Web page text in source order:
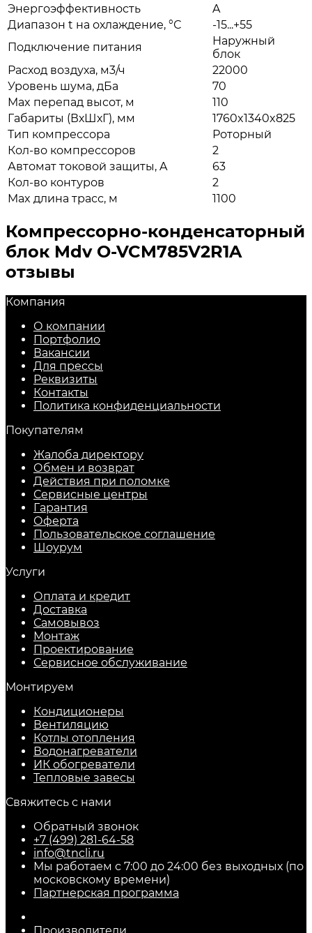
Энергоэффективность
A
Диапазон t на охлаждение, °С
-15...+55
Подключение питания
Наружный
блок
Расход воздуха, м3/ч
22000
Уровень шума, дБа
70
Max перепад высот, м
110
Габариты (ВхШхГ), мм
1760x1340x825
Тип компрессора
Роторный
Кол-во компрессоров
2
Автомат токовой защиты, A
63
Кол-во контуров
2
Max длина трасс, м
1100
Компрессорно-конденсаторный
блок Mdv O-VCM785V2R1A
отзывы
Компания
О компании
Портфолио
Вакансии
Для прессы
Реквизиты
Контакты
Политика конфиденциальности
Покупателям
Жалоба директору
Обмен и возврат
Действия при поломке
Сервисные центры
Гарантия
Оферта
Пользовательское соглашение
Шоурум
Услуги
Оплата и кредит
Доставка
Самовывоз
Монтаж
Проектирование
Сервисное обслуживание
Монтируем
Кондиционеры
Вентиляцию
Котлы отопления
Водонагреватели
ИК обогреватели
Тепловые завесы
Свяжитесь с нами
Обратный звонок
+7 (499) 281-64-58
info@tncli.ru
Мы работаем с 7:00 до 24:00 без выходных (по
московскому времени)
Партнерская программа